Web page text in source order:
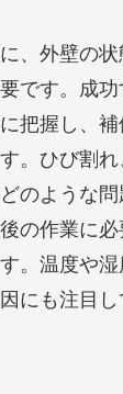
、外壁の
です。成
把握し、
。ひび割れ
のような
の作業に
。温度や
にも注目